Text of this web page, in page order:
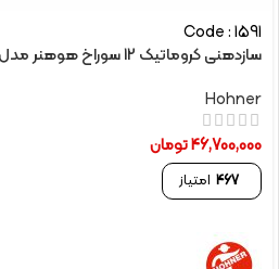
Code : 1591
سازدهنی کروماتیک 12 سوراخ هوهنر مدل Larry Adler 48 کلید C
Hohner
46,700,000تومان
467 امتیاز